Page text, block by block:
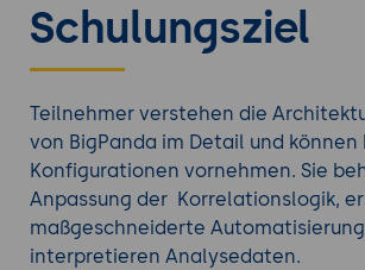
Schulungsziel
Teilnehmer verstehen die
von BigPanda im Detail und können
Konfigurationen vornehmen. Sie
Anpassung der Korrelationslogik,
maßgeschneiderte
interpretieren Analysedaten.